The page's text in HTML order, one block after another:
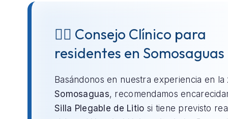
👨‍⚕️ Consejo Clínico para
residentes en Somosaguas
Basándonos en nuestra experiencia en la
Somosaguas, recomendamos
Silla Plegable de Litio si tiene previsto